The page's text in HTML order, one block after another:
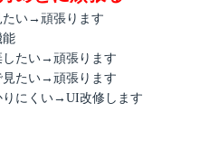
たい→頑張ります
能
したい→頑張ります
見たい→頑張ります
りにくい→UI改修します